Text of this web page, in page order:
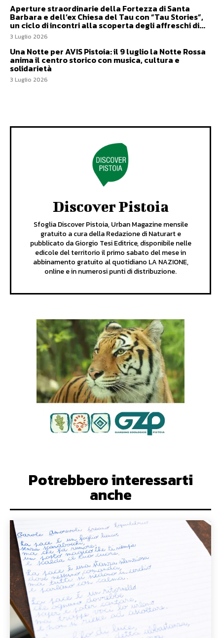
Aperture straordinarie della Fortezza di Santa
Barbara e dell’ex Chiesa del Tau con “Tau Stories”,
un ciclo di incontri alla scoperta degli affreschi di...
3 Luglio 2026
Una Notte per AVIS Pistoia: il 9 luglio la Notte Rossa
anima il centro storico con musica, cultura e
solidarietà
3 Luglio 2026
Discover Pistoia
Sfoglia Discover Pistoia, Urban Magazine mensile
gratuito a cura della Redazione di Naturart e
pubblicato da Giorgio Tesi Editrice, disponibile nelle
edicole del territorio il primo sabato del mese in
abbinamento gratuito al quotidiano LA NAZIONE,
online e in numerosi punti di distribuzione.
Potrebbero interessarti
anche